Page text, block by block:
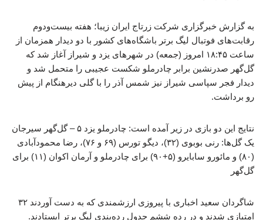
به گزارش خبرگزاری شرکت زرتاج ایران زیبا؛ هفته بیست‌ودوم
رقابت‌های فوتبال لیگ برتر باشگاه‌های کشور با دو دیدار همزمان از
ساعت ۱۸:۴۵ امروز (جمعه) در شهرهای یزد و شیراز آغاز شد که
گل‌گهر صدرنشین برابر چادرملو شکست عجیبی را متحمل شد و
دیدار فجر سپاسی شیراز نیز شمس آذر را با گلی دیرهنگام از پیش
رو برداشت.
نتایج این دو بازی در زیر آمده است: چادرملو یزد ۵ – گل‌گهر سیرجان
یک گل‌ها: رنی بوبوی (۳۲)، دیگو تورس (۶۹ و ۷۶)، رضا محمودآبادی
(۸۰) و مائورو سابایرو (۵+۹۰) برای چادرملو و آرمان اکوان (۱۱) برای
گل‌گهر
شاگردان سعید اخباری با پیروزی ارزشمندی که به دست آوردند ۳۲
امتیازی شدند و در رده ششم جدول رده‌بندی لیگ برتر ایستادند.